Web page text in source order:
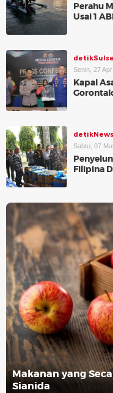
Perahu
Usai 1
Senin, 27
Kapal
detikNews
Sabtu, 07
Filipina
Makanan yang
Sianida